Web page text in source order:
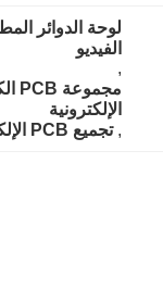
الفيديو
,
الإلكترونية
, تجميع PCB الإلكتروني المخصص